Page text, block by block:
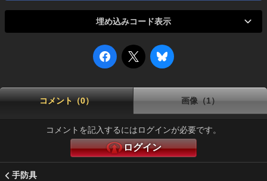
埋め込みコード表示
コメント（0） 画像（1）
コメントを記入するにはログインが必要です。
ログイン
手防具